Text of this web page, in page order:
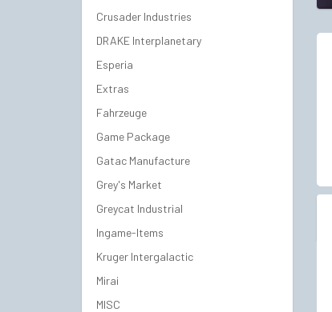
Crusader Industries
DRAKE Interplanetary
Esperia
Extras
Fahrzeuge
Game Package
Gatac Manufacture
Grey's Market
Greycat Industrial
Ingame-Items
Kruger Intergalactic
Mirai
MISC